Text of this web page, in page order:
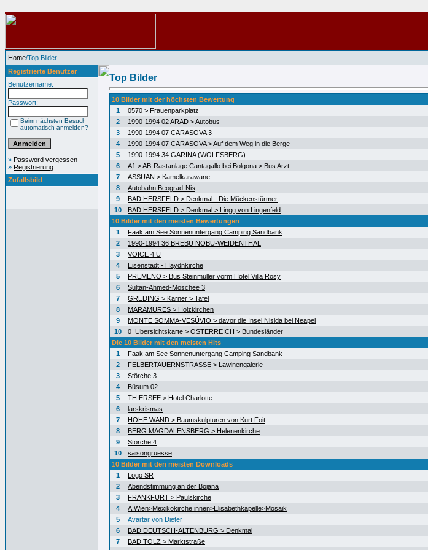
Home/Top Bilder
Registrierte Benutzer
Benutzername:
Passwort:
Beim nächsten Besuch
automatisch anmelden?
» Password vergessen
» Registrierung
Zufallsbild
Top Bilder
10 Bilder mit der höchsten Bewertung
1
0570 > Frauenparkplatz
2
1990-1994 02 ARAD > Autobus
3
1990-1994 07 CARASOVA 3
4
1990-1994 07 CARASOVA > Auf dem Weg in die Berge
5
1990-1994 34 GARINA (WOLFSBERG)
6
A1 > AB-Rastanlage Cantagallo bei Bolgona > Bus Arzt
7
ASSUAN > Kamelkarawane
8
Autobahn Beograd-Nis
9
BAD HERSFELD > Denkmal - Die Mückenstürmer
10
BAD HERSFELD > Denkmal > Lingg von Lingenfeld
10 Bilder mit den meisten Bewertungen
1
Faak am See Sonnenuntergang Camping Sandbank
2
1990-1994 36 BREBU NOBU-WEIDENTHAL
3
VOICE 4 U
4
Eisenstadt - Haydnkirche
5
PREMENO > Bus Steinmüller vorm Hotel Villa Rosy
6
Sultan-Ahmed-Moschee 3
7
GREDING > Karner > Tafel
8
MARAMURES > Holzkirchen
9
MONTE SOMMA-VESÚVIO > davor die Insel Nisida bei Neapel
10
0_Übersichtskarte > ÖSTERREICH > Bundesländer
Die 10 Bilder mit den meisten Hits
1
Faak am See Sonnenuntergang Camping Sandbank
2
FELBERTAUERNSTRASSE > Lawinengalerie
3
Störche 3
4
Büsum 02
5
THIERSEE > Hotel Charlotte
6
larskrismas
7
HOHE WAND > Baumskulpturen von Kurt Foit
8
BERG MAGDALENSBERG > Helenenkirche
9
Störche 4
10
saisongruesse
10 Bilder mit den meisten Downloads
1
Logo SR
2
Abendstimmung an der Bojana
3
FRANKFURT > Paulskirche
4
A:Wien>Mexikokirche innen>Elisabethkapelle>Mosaik
5
Avartar von Dieter
6
BAD DEUTSCH-ALTENBURG > Denkmal
7
BAD TÖLZ > Marktstraße